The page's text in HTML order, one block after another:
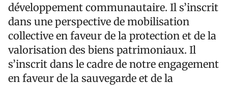
développement communautaire. Il s’inscrit
dans une perspective de mobilisation
collective en faveur de la protection et de la
valorisation des biens patrimoniaux. Il
s’inscrit dans le cadre de notre engagement
en faveur de la sauvegarde et de la